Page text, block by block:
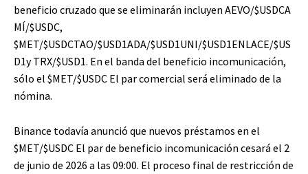
beneficio cruzado que se eliminarán incluyen AEVO/$USDCA
MÍ/$USDC,
$MET/$USDCTAO/$USD1ADA/$USD1UNI/$USD1ENLACE/$US
D1y TRX/$USD1. En el banda del beneficio incomunicación,
sólo el $MET/$USDC El par comercial será eliminado de la
nómina.
Binance todavía anunció que nuevos préstamos en el
$MET/$USDC El par de beneficio incomunicación cesará el 2
de junio de 2026 a las 09:00. El proceso final de restricción de